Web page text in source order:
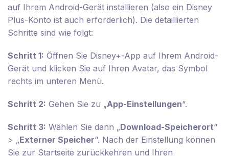
auf Ihrem Android-Gerät installieren (also ein Disney
Plus-Konto ist auch erforderlich). Die detaillierten
Schritte sind wie folgt:
Schritt 1: Öffnen Sie Disney+-App auf Ihrem Android-
Gerät und klicken Sie auf Ihren Avatar, das Symbol
rechts im unteren Menü.
Schritt 2: Gehen Sie zu „App-Einstellungen“.
Schritt 3: Wählen Sie dann „Download-Speicherort“
> „Externer Speicher“. Nach der Einstellung können
Sie zur Startseite zurückkehren und Ihren